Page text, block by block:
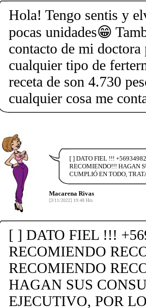
Hola! Tengo sentis y
pocas unidades😁
contacto de mi doctora
cualquier tipo de
receta de son 4.730
cualquier cosa me
[ ] DATO FIEL !!!
RECOMIENDO!!! HAGAN
CUMPLIÓ EN TODO,
Macarena Rivas
[3/11/2022] 19:48 Hrs.
[ ] DATO FIEL !!!
RECOMIENDO
RECOMIENDO
HAGAN SUS
EJECUTIVO, POR